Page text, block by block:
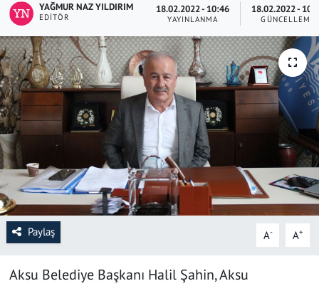
YAĞMUR NAZ YILDIRIM
EDITÖR
18.02.2022 - 10:46
YAYINLANMA
18.02.2022 -
GÜNCELLEME
Paylaş A- A+
Aksu Belediye Başkanı Halil Şahin, Aksu
SAĞLIK
YAŞAM
KÜLTÜR SANAT
EĞİTİM